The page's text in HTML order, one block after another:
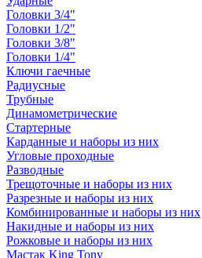
Головки 3/4"
Головки 1/2"
Головки 3/8"
Головки 1/4"
Ключи гаечные
Радиусные
Трубные
Динамометрические
Стартерные
Карданные и наборы из них
Угловые проходные
Разводные
Трещоточные и наборы из них
Разрезные и наборы из них
Комбинированные и наборы из них
Накидные и наборы из них
Рожковые и наборы из них
Мастак King Tony